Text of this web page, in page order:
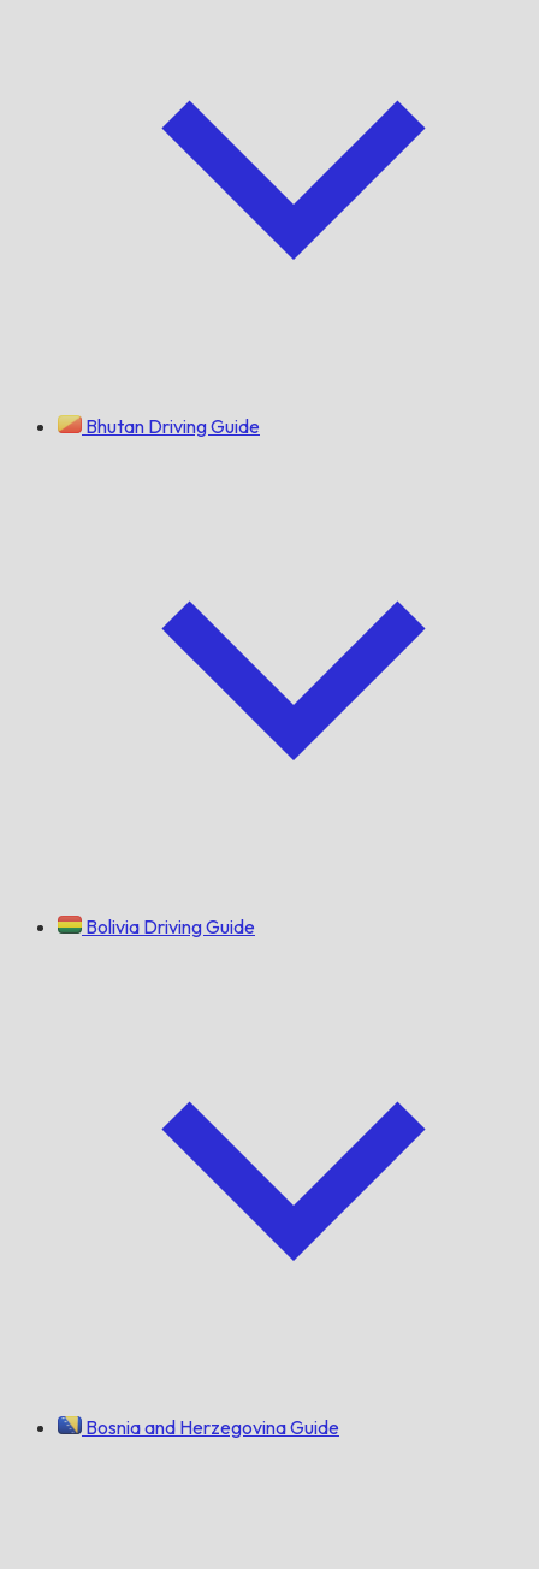
Bhutan Driving Guide
Bolivia Driving Guide
Bosnia and Herzegovina Guide